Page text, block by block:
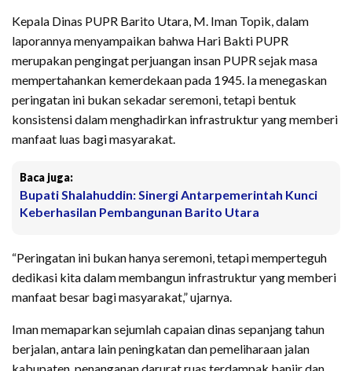
Kepala Dinas PUPR Barito Utara, M. Iman Topik, dalam
laporannya menyampaikan bahwa Hari Bakti PUPR
merupakan pengingat perjuangan insan PUPR sejak masa
mempertahankan kemerdekaan pada 1945. Ia menegaskan
peringatan ini bukan sekadar seremoni, tetapi bentuk
konsistensi dalam menghadirkan infrastruktur yang memberi
manfaat luas bagi masyarakat.
Baca juga:
Bupati Shalahuddin: Sinergi Antarpemerintah Kunci
Keberhasilan Pembangunan Barito Utara
“Peringatan ini bukan hanya seremoni, tetapi memperteguh
dedikasi kita dalam membangun infrastruktur yang memberi
manfaat besar bagi masyarakat,” ujarnya.
Iman memaparkan sejumlah capaian dinas sepanjang tahun
berjalan, antara lain peningkatan dan pemeliharaan jalan